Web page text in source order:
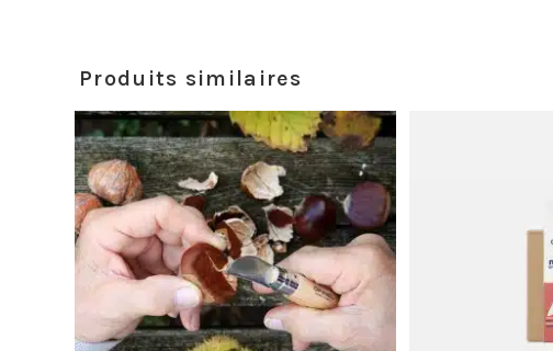
Produits similaires